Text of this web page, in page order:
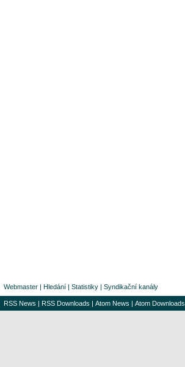
Webmaster | Hledání | Statistiky | Syndikační kanály
RSS News | RSS Downloads | Atom News | Atom Downloads